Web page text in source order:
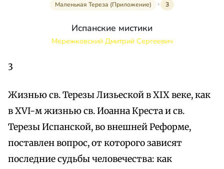
Маленькая Тереза (Приложение)
3
Испанские мистики
Мережковский Дмитрий Сергеевич
3
Жизнью св. Терезы Лизьеской в XIX веке, как
в XVI-м жизнью св. Иоанна Креста и св.
Терезы Испанской, во внешней Реформе,
поставлен вопрос, от которого зависят
последние судьбы человечества: как